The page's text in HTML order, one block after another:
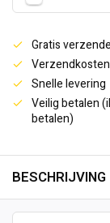
Gratis
Snelle levering
Veilig betalen
betalen)
BESCHRIJVING